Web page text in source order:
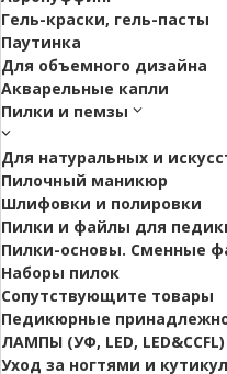
Гель-краски, гель-пасты
Паутинка
Для объемного дизайна
Акварельные капли
Пилки и пемзы
Для натуральных и
Пилочный маникюр
Шлифовки и полировки
Пилки и файлы для
Пилки-основы. Сменные
Наборы пилок
Сопутствующите товары
Педикюрные
ЛАМПЫ (УФ, LED, LED&CCFL)
Уход за ногтями и